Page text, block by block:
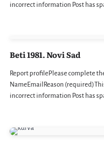
incorrect information Post has
Beti 1981. Novi Sad
Report profilePlease complete
NameEmailReason
incorrect information Post has